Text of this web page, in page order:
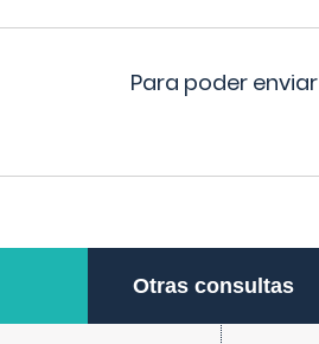
Para poder
Otras consultas